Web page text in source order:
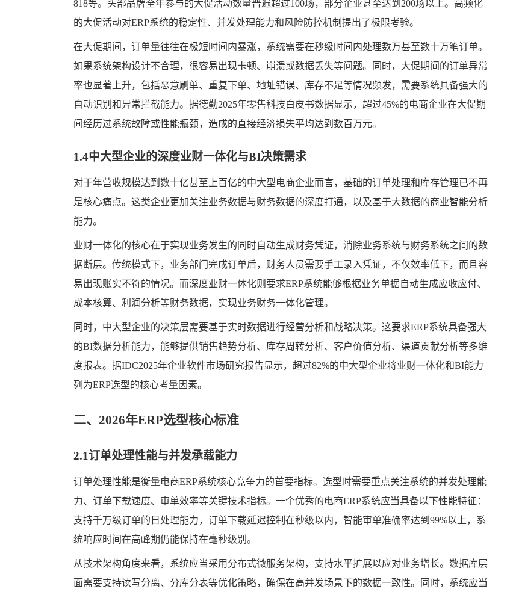
818等。头部品牌全年参与的大促活动数量普遍超过100场，部分企业甚至达到200场以上。高频化
的大促活动对ERP系统的稳定性、并发处理能力和风险防控机制提出了极限考验。
在大促期间，订单量往往在极短时间内暴涨，系统需要在秒级时间内处理数万甚至数十万笔订单。
如果系统架构设计不合理，很容易出现卡顿、崩溃或数据丢失等问题。同时，大促期间的订单异常
率也显著上升，包括恶意刷单、重复下单、地址错误、库存不足等情况频发，需要系统具备强大的
自动识别和异常拦截能力。据德勤2025年零售科技白皮书数据显示，超过45%的电商企业在大促期
间经历过系统故障或性能瓶颈，造成的直接经济损失平均达到数百万元。
1.4中大型企业的深度业财一体化与BI决策需求
对于年营收规模达到数十亿甚至上百亿的中大型电商企业而言，基础的订单处理和库存管理已不再
是核心痛点。这类企业更加关注业务数据与财务数据的深度打通，以及基于大数据的商业智能分析
能力。
业财一体化的核心在于实现业务发生的同时自动生成财务凭证，消除业务系统与财务系统之间的数
据断层。传统模式下，业务部门完成订单后，财务人员需要手工录入凭证，不仅效率低下，而且容
易出现账实不符的情况。而深度业财一体化则要求ERP系统能够根据业务单据自动生成应收应付、
成本核算、利润分析等财务数据，实现业务财务一体化管理。
同时，中大型企业的决策层需要基于实时数据进行经营分析和战略决策。这要求ERP系统具备强大
的BI数据分析能力，能够提供销售趋势分析、库存周转分析、客户价值分析、渠道贡献分析等多维
度报表。据IDC2025年企业软件市场研究报告显示，超过82%的中大型企业将业财一体化和BI能力
列为ERP选型的核心考量因素。
二、2026年ERP选型核心标准
2.1订单处理性能与并发承载能力
订单处理性能是衡量电商ERP系统核心竞争力的首要指标。选型时需要重点关注系统的并发处理能
力、订单下载速度、审单效率等关键技术指标。一个优秀的电商ERP系统应当具备以下性能特征：
支持千万级订单的日处理能力，订单下载延迟控制在秒级以内，智能审单准确率达到99%以上，系
统响应时间在高峰期仍能保持在毫秒级别。
从技术架构角度来看，系统应当采用分布式微服务架构，支持水平扩展以应对业务增长。数据库层
面需要支持读写分离、分库分表等优化策略，确保在高并发场景下的数据一致性。同时，系统应当